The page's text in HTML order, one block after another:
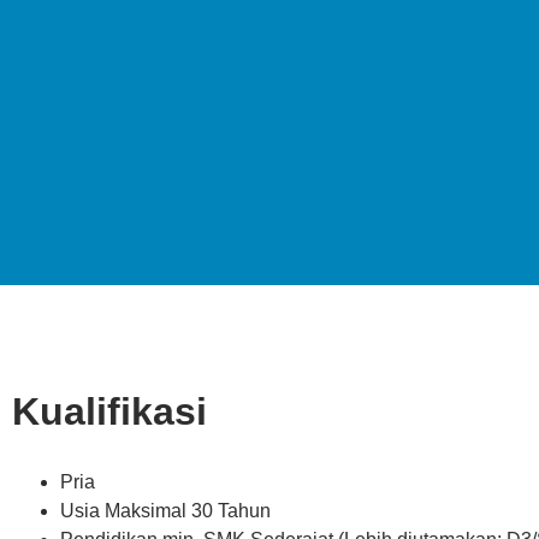
Kualifikasi
Pria
Usia Maksimal 30 Tahun